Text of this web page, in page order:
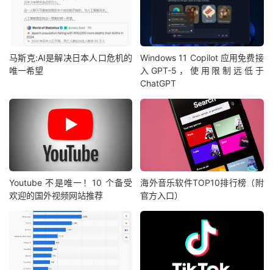
马斯克:AI是解决日本人口危机的
唯一希望
Windows 11 Copilot 应用免费接
入GPT-5，使用限制远低于
ChatGPT
Youtube 不是唯一！10 个备受
欢迎的国外视频网站推荐
海外音乐软件TOP10排行榜（附
官方入口）